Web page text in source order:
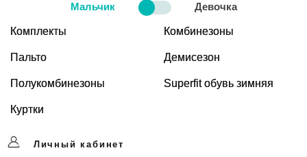
Мальчик Девочка
Комплекты
Пальто
Полукомбинезоны
Куртки
Комбинезоны
Демисезон
Superfit обувь зимняя
Личный кабинет